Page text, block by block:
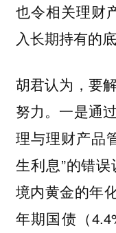
也令相关理财
入长期持有的
胡君认为，要
努力。一是通
理与理财产品
生利息”的错
境内黄金的年
年期国债（